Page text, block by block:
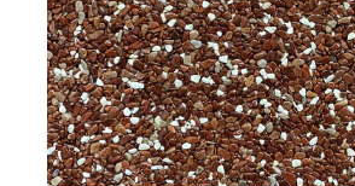
Doporučujeme